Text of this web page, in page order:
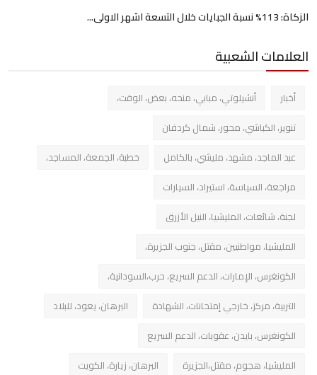
الزكاة: 113% نسبة الجبايات خلال التسعة اشهر الاولى...
العلامات الشعبية
أخبار
أنشيلوتي، مبابي، منحه، بعض، الوقت،
تنوير، الكباشي، محور، شمال كردفان
عبد الماجد، مشهد، مليشي، بالكامل
خطبة، الجمعة، المساجد،
مراجعة، السياسة، استيراد، السيارات
لجنة، شائعات، المليشيا، النيل الأزرق
المليشيا، مواطنيين، مقتل، جنوب الجزيرة،
الكونغرس، الإمارات، الدعم السريع، حرب،السودانية،
التربية، مركز، خارجي إمتحانات، الشهادة
البرهان، يعود، للبلاد
الكونغرس، بايدن، عقوبات، الدعم السريع
المليشيا، هجوم، مقتل،الجزيرة
البرهان، زيارة، الكويت